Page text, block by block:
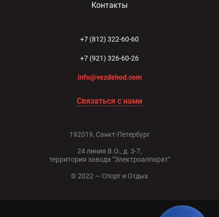
Контакты
+7 (812) 322-60-60
+7 (921) 326-60-26
info@vezdehod.com
Связаться с нами
192019, Санкт-Петербург
24 линия В.О., д. 3-7,
территория завода "Электроаппарат"
© 2022 — Спорт и Отдых